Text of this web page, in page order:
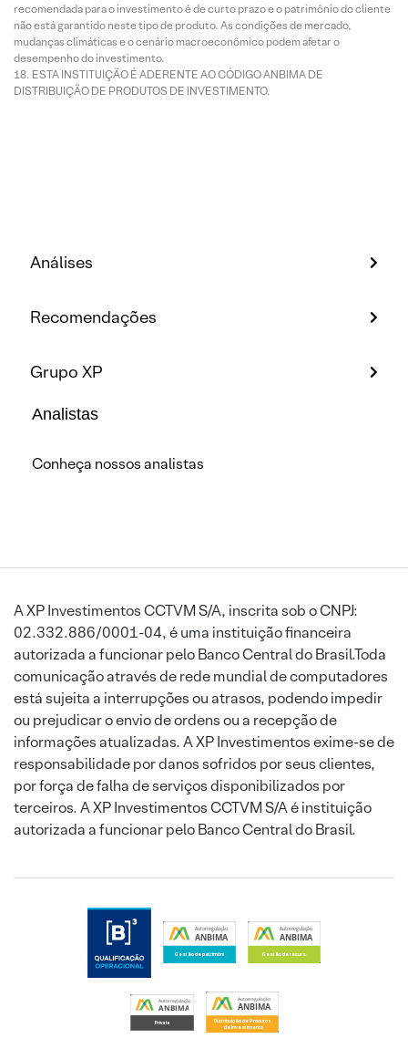
recomendada para o investimento é de curto prazo e o patrimônio do cliente
não está garantido neste tipo de produto. As condições de mercado,
mudanças climáticas e o cenário macroeconômico podem afetar o
desempenho do investimento.
ESTA INSTITUIÇÃO É ADERENTE AO CÓDIGO ANBIMA DE
DISTRIBUIÇÃO DE PRODUTOS DE INVESTIMENTO.
Análises
Recomendações
Grupo XP
Analistas
Conheça nossos analistas
A XP Investimentos CCTVM S/A, inscrita sob o CNPJ:
02.332.886/0001-04, é uma instituição financeira
autorizada a funcionar pelo Banco Central do Brasil.Toda
comunicação através de rede mundial de computadores
está sujeita a interrupções ou atrasos, podendo impedir
ou prejudicar o envio de ordens ou a recepção de
informações atualizadas. A XP Investimentos exime-se de
responsabilidade por danos sofridos por seus clientes,
por força de falha de serviços disponibilizados por
terceiros. A XP Investimentos CCTVM S/A é instituição
autorizada a funcionar pelo Banco Central do Brasil.